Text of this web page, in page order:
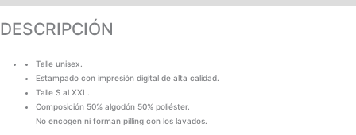
DESCRIPCIÓN
Talle unisex.
Estampado con impresión digital de alta calidad.
Talle S al XXL.
Composición 50% algodón 50% poliéster.
No encogen ni forman pilling con los lavados.